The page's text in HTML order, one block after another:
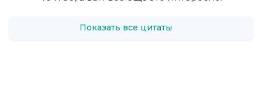
Показать все цитаты